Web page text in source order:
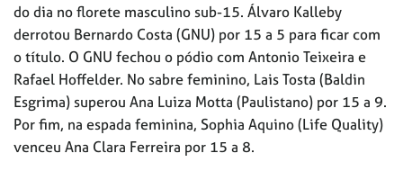
do dia no florete masculino sub-15. Álvaro Kalleby
derrotou Bernardo Costa (GNU) por 15 a 5 para ficar com
o título. O GNU fechou o pódio com Antonio Teixeira e
Rafael Hoffelder. No sabre feminino, Lais Tosta (Baldin
Esgrima) superou Ana Luiza Motta (Paulistano) por 15 a 9.
Por fim, na espada feminina, Sophia Aquino (Life Quality)
venceu Ana Clara Ferreira por 15 a 8.